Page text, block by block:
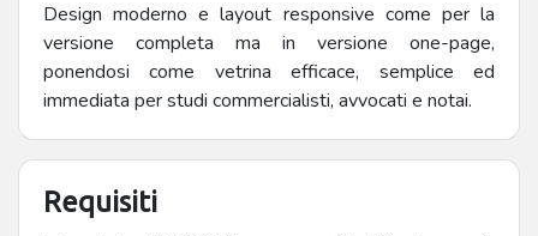
Design moderno e layout responsive come per la
versione completa ma in versione one-page,
ponendosi come vetrina efficace, semplice ed
immediata per studi commercialisti, avvocati e notai.
Requisiti